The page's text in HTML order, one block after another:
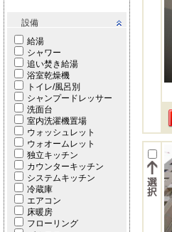
設備
給湯
シャワー
追い焚き給湯
浴室乾燥機
トイレ/風呂別
シャンプードレッサー
洗面台
室内洗濯機置場
ウォッシュレット
ウォオームレット
独立キッチン
カウンターキッチン
システムキッチン
冷蔵庫
エアコン
床暖房
フローリング